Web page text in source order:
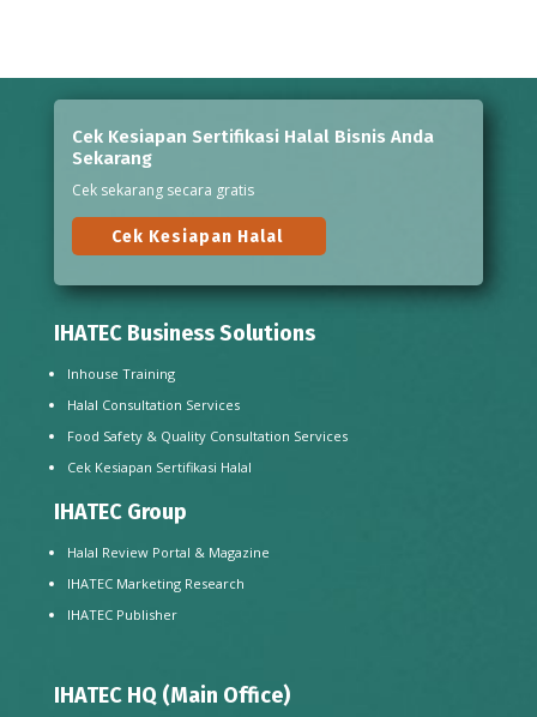
Cek Kesiapan Sertifikasi Halal Bisnis Anda
Sekarang
Cek sekarang secara gratis
Cek Kesiapan Halal
IHATEC Business Solutions
Inhouse Training
Halal Consultation Services
Food Safety & Quality Consultation Services
Cek Kesiapan Sertifikasi Halal
IHATEC Group
Halal Review Portal & Magazine
IHATEC Marketing Research
IHATEC Publisher
IHATEC HQ (Main Office)